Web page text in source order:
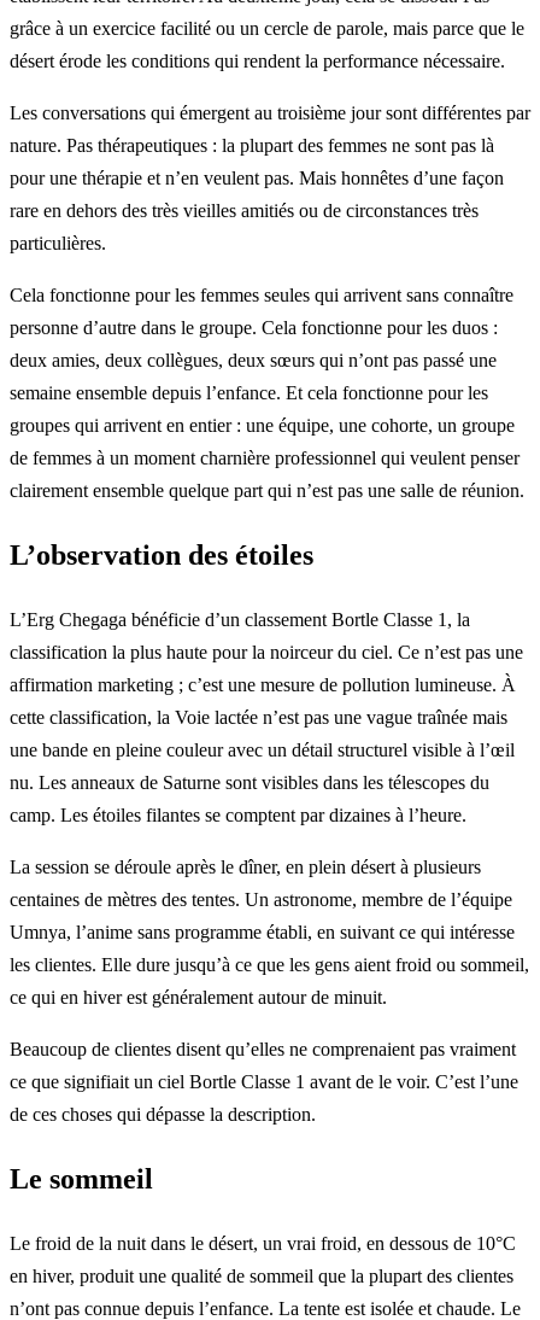
grâce à un exercice facilité ou un cercle de parole, mais parce que le
désert érode les conditions qui rendent la performance nécessaire.
Les conversations qui émergent au troisième jour sont différentes par
nature. Pas thérapeutiques : la plupart des femmes ne sont pas là
pour une thérapie et n’en veulent pas. Mais honnêtes d’une façon
rare en dehors des très vieilles amitiés ou de circonstances très
particulières.
Cela fonctionne pour les femmes seules qui arrivent sans connaître
personne d’autre dans le groupe. Cela fonctionne pour les duos :
deux amies, deux collègues, deux sœurs qui n’ont pas passé une
semaine ensemble depuis l’enfance. Et cela fonctionne pour les
groupes qui arrivent en entier : une équipe, une cohorte, un groupe
de femmes à un moment charnière professionnel qui veulent penser
clairement ensemble quelque part qui n’est pas une salle de réunion.
L’observation des étoiles
L’Erg Chegaga bénéficie d’un classement Bortle Classe 1, la
classification la plus haute pour la noirceur du ciel. Ce n’est pas une
affirmation marketing ; c’est une mesure de pollution lumineuse. À
cette classification, la Voie lactée n’est pas une vague traînée mais
une bande en pleine couleur avec un détail structurel visible à l’œil
nu. Les anneaux de Saturne sont visibles dans les télescopes du
camp. Les étoiles filantes se comptent par dizaines à l’heure.
La session se déroule après le dîner, en plein désert à plusieurs
centaines de mètres des tentes. Un astronome, membre de l’équipe
Umnya, l’anime sans programme établi, en suivant ce qui intéresse
les clientes. Elle dure jusqu’à ce que les gens aient froid ou sommeil,
ce qui en hiver est généralement autour de minuit.
Beaucoup de clientes disent qu’elles ne comprenaient pas vraiment
ce que signifiait un ciel Bortle Classe 1 avant de le voir. C’est l’une
de ces choses qui dépasse la description.
Le sommeil
Le froid de la nuit dans le désert, un vrai froid, en dessous de 10°C
en hiver, produit une qualité de sommeil que la plupart des clientes
n’ont pas connue depuis l’enfance. La tente est isolée et chaude. Le